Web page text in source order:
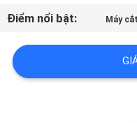
KIỂM
SOÁT
CHẤT
LƯỢNG
Điểm nổi bật: Máy